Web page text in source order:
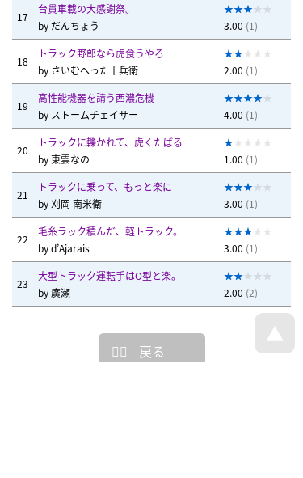
17
台貫車載の大感謝祭。
byだんちょう 3.00 (1)
18
トラック野郎なら虎食うやろ
by さいむへった十兵衛 2.00 (1)
19
高性能機器を請う西濃危機
by ストームチェイサー 4.00 (1)
20
トラックに轢かれて、虎くたばる
by東雲なの 1.00 (1)
21
トラックに乗って、もっと楽に
by刈岡 南米衛 3.00 (1)
22
毛糸ラック積んだ、軽トラック。
byd’Ajarais 3.00 (1)
23
大型トラック運転手はO型と楽。
by 廣瀬 2.00 (2)
戻る